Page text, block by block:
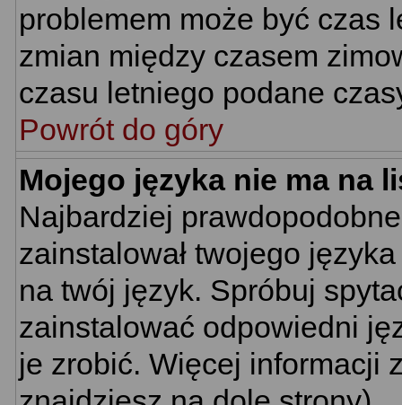
problemem może być czas
zmian między czasem
czasu letniego podane
Powrót do góry
Mojego języka nie ma na
Najbardziej
zainstalował twojego
na twój język. Spróbuj
zainstalować odpowiedni
je zrobić. Więcej informacji